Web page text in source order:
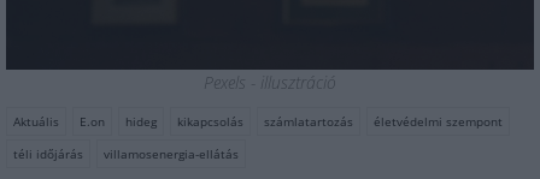
Pexels - illusztráció
Aktuális E.on hideg kikapcsolás számlatartozás
életvédelmi szempont
téli időjárás
villamosenergia-ellátás